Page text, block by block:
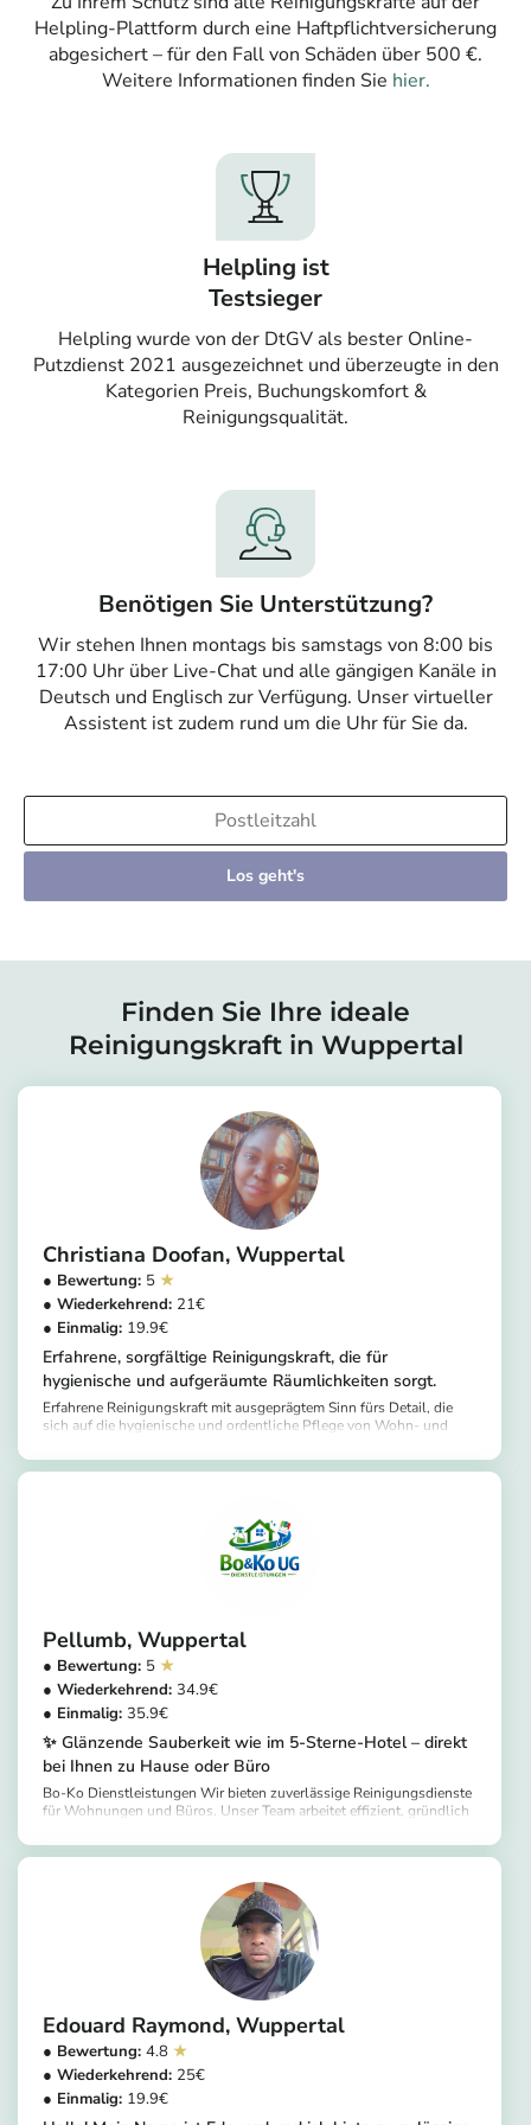
Helpling-Plattform durch eine Haftpflichtversicherung
abgesichert – für den Fall von Schäden über 500 €.
Weitere Informationen finden Sie hier.
Helpling ist
Testsieger
Helpling wurde von der DtGV als bester Online-
Putzdienst 2021 ausgezeichnet und überzeugte in den
Kategorien Preis, Buchungskomfort &
Reinigungsqualität.
Benötigen Sie Unterstützung?
Wir stehen Ihnen montags bis samstags von 8:00 bis
17:00 Uhr über Live-Chat und alle gängigen Kanäle in
Deutsch und Englisch zur Verfügung. Unser virtueller
Assistent ist zudem rund um die Uhr für Sie da.
Los geht's
Finden Sie Ihre ideale
Reinigungskraft in Wuppertal
Christiana Doofan Wuppertal
5
21
19.9
Erfahrene, sorgfältige Reinigungskraft, die für
hygienische und aufgeräumte Räumlichkeiten sorgt.
Erfahrene Reinigungskraft mit ausgeprägtem Sinn fürs Detail, die
sich auf die hygienische und ordentliche Pflege von Wohn- und
professioneller Arbeitsweise und stets hochwertigen Ergebnissen.
Pellumb Wuppertal
5
34.9
35.9
✨ Glänzende Sauberkeit wie im 5-Sterne-Hotel – direkt
bei Ihnen zu Hause oder Büro
Bo-Ko Dienstleistungen Wir bieten zuverlässige Reinigungsdienste
für Wohnungen und Büros. Unser Team arbeitet effizient, gründlich
in der Hotelreinigung verfügen wir über starke Routine in Sauberkeit
selbstverständlich. Flexible Termine möglich. E-Mail: info@bo-
ko.de Tel/WhatsApp: +4915216402960
Edouard Raymond Wuppertal
4.8
25
19.9